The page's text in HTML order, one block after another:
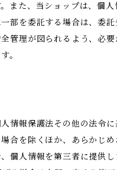
また、当ショップは、個人
部を委託する場合は、委託
管理が図られるよう、必要
。
情報保護法その他の法令に
合を除くほか、あらかじめ
個人情報を第三者に提供し